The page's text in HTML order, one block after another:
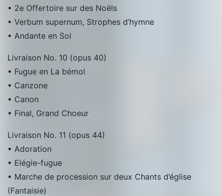
• 2e Offertoire sur des Noëls
• Verbum supernum, Strophes d’hymne
• Andante en Sol
Livraison No. 10 (opus 40)
• Fugue en La bémol
• Canzone
• Canon
• Final, Grand Choeur
Livraison No. 11 (opus 44)
• Adoration
• Elégie-fugue
• Marche de procession sur deux Chants d’église
(Fantaisie)